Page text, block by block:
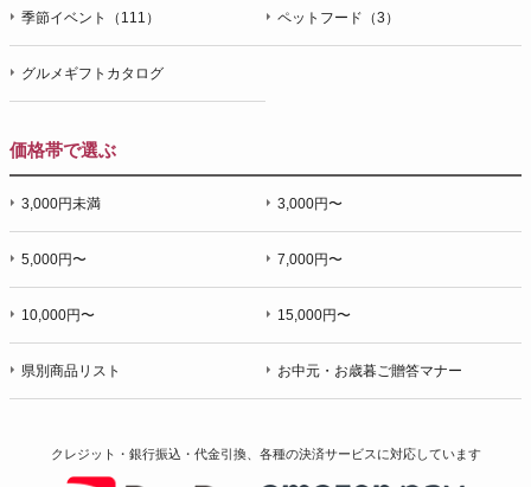
季節イベント（111） ペットフード（3）
グルメギフトカタログ
価格帯で選ぶ
3,000円未満 3,000円〜
5,000円〜 7,000円〜
10,000円〜 15,000円〜
県別商品リスト お中元・お歳暮ご贈答マナー
クレジット・銀行振込・代金引換、各種の決済サービスに対応しています